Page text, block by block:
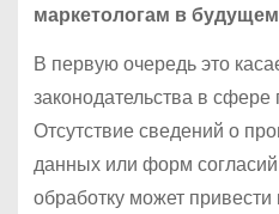
маркетологам в
В первую очередь это
законодательства в
Отсутствие сведений о
данных или форм
обработку может привести